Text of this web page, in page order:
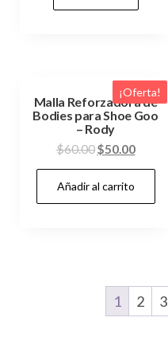
¡Oferta!
Malla Reforzadora de
Bodies para Shoe Goo
– Rody
$60.00El
precio
original
era:
$50.00El
precio
es:
Añadir al carrito
1 2 3